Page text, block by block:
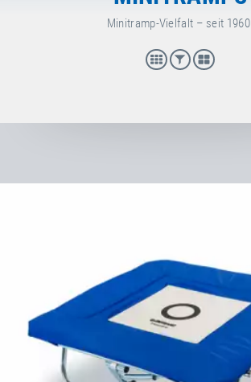
Minitramp-Vielfalt – seit 1960.